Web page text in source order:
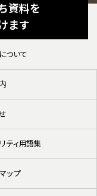
資料を
ます
ついて
ティ用語集
ップ